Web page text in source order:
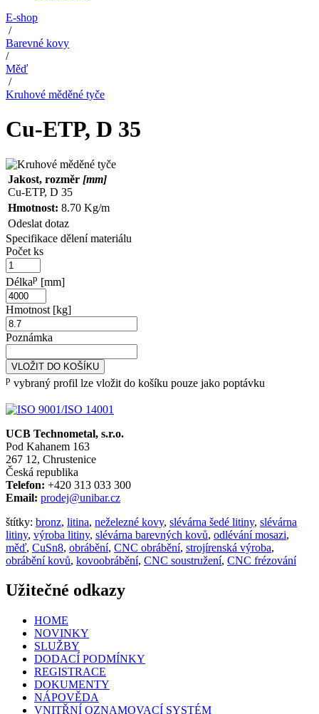
E-shop
/
Barevné kovy
/
Měď
/
Kruhové měděné tyče
Cu-ETP, D 35
Jakost, rozměr [mm]
Cu-ETP, D 35
Hmotnost: 8.70 Kg/m
Odeslat dotaz
Specifikace dělení materiálu
Počet ks
Délkap [mm]
Hmotnost [kg]
Poznámka
VLOŽIT DO KOŠÍKU
p vybraný profil lze vložit do košíku pouze jako poptávku
UCB Technometal, s.r.o.
Pod Kahanem 163
267 12, Chrustenice
Česká republika
Telefon: +420 313 033 300
Email: prodej@unibar.cz
štítky: bronz, litina, neželezné kovy, slévárna šedé litiny, slévárna
litiny, výroba litiny, slévárna barevných kovů, odlévání mosazi,
měď, CuSn8, obrábění, CNC obrábění, strojírenská výroba,
obrábění kovů, kovoobrábění, CNC soustružení, CNC frézování
Užitečné odkazy
HOME
NOVINKY
SLUŽBY
DODACÍ PODMÍNKY
REGISTRACE
DOKUMENTY
NÁPOVĚDA
VNITŘNÍ OZNAMOVACÍ SYSTÉM